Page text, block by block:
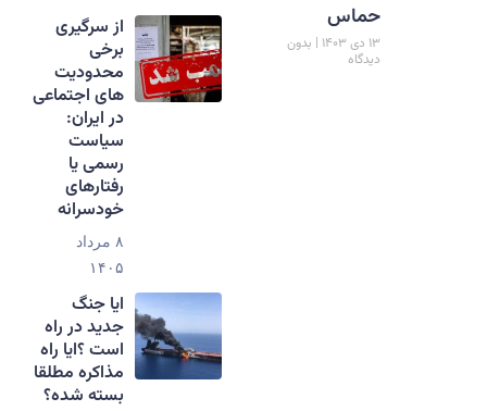
حماس
۱۳ دی ۱۴۰۳
بدون
دیدگاه
از سرگیری
برخی
محدودیت
های اجتماعی
در ایران:
سیاست
رسمی یا
رفتارهای
خودسرانه
۸ مرداد
۱۴۰۵
ایا جنگ
جدید در راه
است ؟ایا راه
مذاکره مطلقا
بسته شده؟